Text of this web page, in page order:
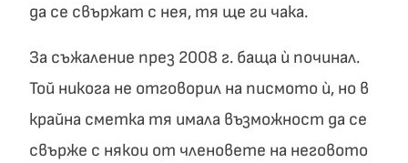
да се свържат с нея, тя ще ги чака.
За съжаление през 2008 г. баща ѝ починал.
Той никога не отговорил на писмото ѝ, но в
крайна сметка тя имала възможност да се
свърже с някои от членовете на неговото